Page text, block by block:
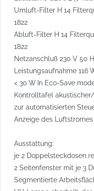
Umluft-Filter H 14
1822
Abluft-Filter H 14
1822
Netzanschluß 230 V 50
Leistungsaufnahme 116
< 30 W In Eco-Save
Kontrolltafel
zur automatisierten
Anzeige des
Ausstattung:
je 2 Doppelsteckdosen
2 Seitenfenster mit je 3
Segmentierte